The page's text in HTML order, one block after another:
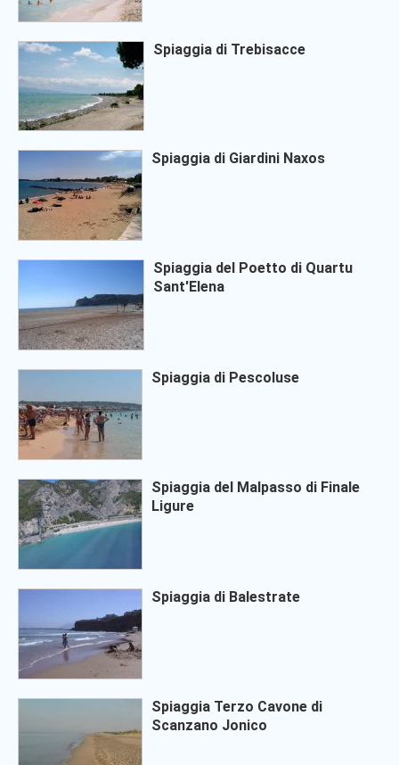
Spiaggia di Trebisacce
Spiaggia di Giardini Naxos
Spiaggia del Poetto di Quartu
Sant'Elena
Spiaggia di Pescoluse
Spiaggia del Malpasso di Finale
Ligure
Spiaggia di Balestrate
Spiaggia Terzo Cavone di
Scanzano Jonico